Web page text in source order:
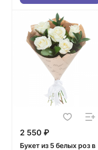
2 550 ₽
Букет из 5 белых роз в